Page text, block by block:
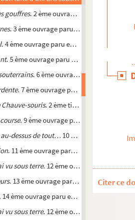
gouffres. 2 ème ouvrage paru en juillet 1936.
. 3 ème ouvrage paru en août 1940.
. 4 ème ouvrage paru en octobre 1943.
. 5 ème ouvrage paru en novembre 1943.
. 6 ème ouvrage paru à Noël 1943.
. 7 ème ouvrage paru le 1 er janvier 1945.
Chauve-souris. 2 ème titre de la réédition de
. 9 ème ouvrage paru le 15 octobre
dessus de tout… 10 ème ouvrage paru
. 11 ème ouvrage paru en février 1949.
vu sous terre. 12 ème ouvrage paru en
. 13 ème ouvrage paru le 31 octobre 1951.
14 ème ouvrage paru en septembre 1952.
vu sous terre. 12 ème ouvrage paru en
Citer ce